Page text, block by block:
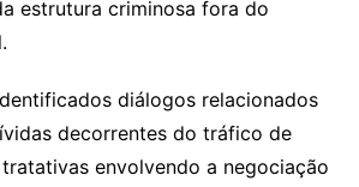
estrutura criminosa fora do
diálogos relacionados
decorrentes do tráfico de
envolvendo a negociação